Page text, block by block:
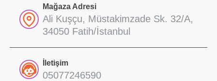
Mağaza Adresi
Ali Kuşçu, Müstakimzade Sk. 32/A,
34050 Fatih/İstanbul
İletişim
05077246590